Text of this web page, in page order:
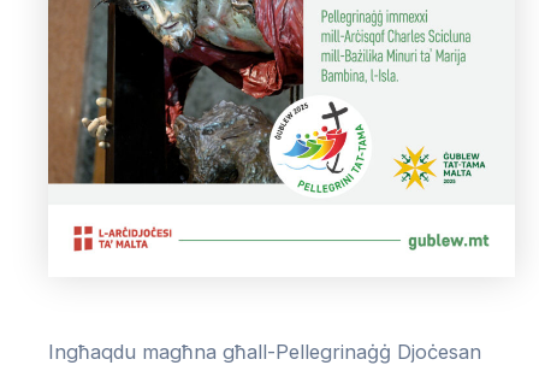
Ingħaqdu magħna għall-Pellegrinaġġ Djoċesan